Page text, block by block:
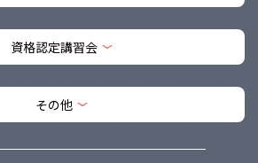
資格認定講習会
その他